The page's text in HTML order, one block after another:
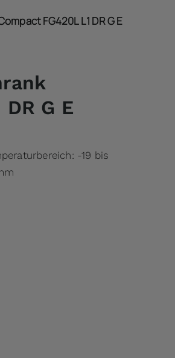
FG420L L1 DR G E
G E
-19 bis